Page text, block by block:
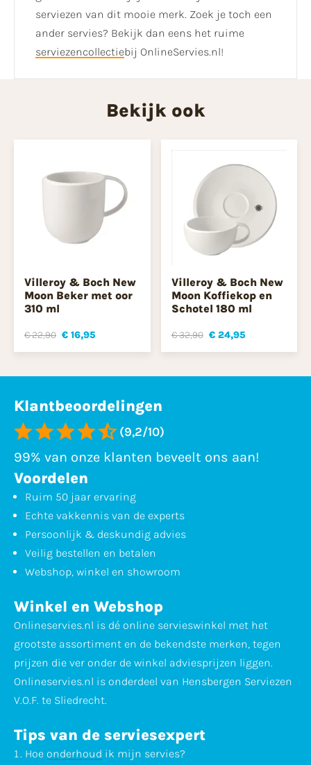
serviezen van dit mooie merk. Zoek je toch een
ander servies? Bekijk dan eens het ruime
serviezencollectiebij OnlineServies.nl!
Bekijk ook
Villeroy & Boch New
Moon Beker met oor
310 ml
€ 22,90 € 16,95
Villeroy & Boch New
Moon Koffiekop en
Schotel 180 ml
€ 32,90 € 24,95
Klantbeoordelingen
(9,2/10)
99% van onze klanten beveelt ons aan!
Voordelen
Ruim 50 jaar ervaring
Echte vakkennis van de experts
Persoonlijk & deskundig advies
Veilig bestellen en betalen
Webshop, winkel en showroom
Winkel en Webshop
Onlineservies.nl is dé online servieswinkel met het
grootste assortiment en de bekendste merken, tegen
prijzen die ver onder de winkel adviesprijzen liggen.
Onlineservies.nl is onderdeel van Hensbergen Serviezen
V.O.F. te Sliedrecht.
Tips van de serviesexpert
Hoe onderhoud ik mijn servies?